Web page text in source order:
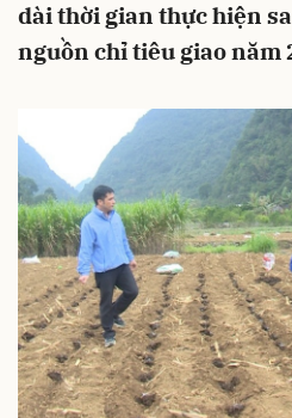
dài thời gian thực hiện
nguồn chỉ tiêu giao năm